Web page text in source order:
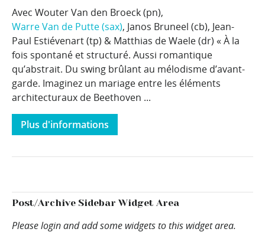
Avec Wouter Van den Broeck (pn),
Warre Van de Putte (sax), Janos Bruneel (cb), Jean-
Paul Estiévenart (tp) & Matthias de Waele (dr) « À la
fois spontané et structuré. Aussi romantique
qu’abstrait. Du swing brûlant au mélodisme d’avant-
garde. Imaginez un mariage entre les éléments
architecturaux de Beethoven ...
Plus d'informations
Post/Archive Sidebar Widget Area
Please login and add some widgets to this widget area.